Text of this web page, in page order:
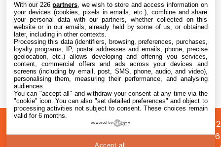
L’iPhone original de 2007 perd son dernier
réseau mobile aux États-Unis avec l’arrêt de
la 2G
7 Aug. 2026 • 15:55
propos
Préférences
cookies
Confidentialité
©
2026
With our 226partners , we wish to store and access information on
your devices (cookies, pixels in emails, etc.), combine and share
your personal data with our partners, whether collected on this
website or in our emails, already held by some of us, or obtained
later, including in other contexts.
Processing this data (identifiers, browsing, preferences, purchases,
loyalty programs, IP, postal addresses and emails, phone, precise
geolocation, etc.) allows developing and offering you services,
content, commercial offers and ads across your devices and
screens (including by email, post, SMS, phone, audio, and video),
personalising them, measuring their performance, and analysing
audiences.
You can "accept all" and withdraw your consent at any time via the
"cookie" icon. You can also "set detailed preferences" and object to
processing activities not subject to consent. These choices remain
valid for 6 months.
powered by
Accept all